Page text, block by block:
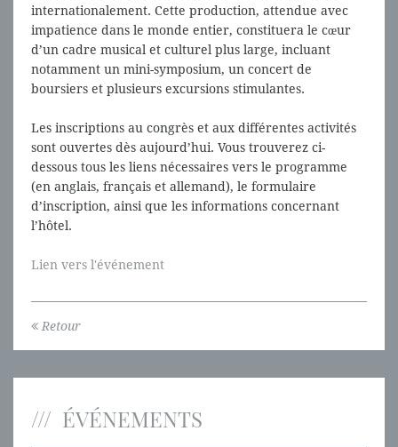
internationalement. Cette production, attendue avec
impatience dans le monde entier, constituera le cœur
d’un cadre musical et culturel plus large, incluant
notamment un mini-symposium, un concert de
boursiers et plusieurs excursions stimulantes.
Les inscriptions au congrès et aux différentes activités
sont ouvertes dès aujourd’hui. Vous trouverez ci-
dessous tous les liens nécessaires vers le programme
(en anglais, français et allemand), le formulaire
d’inscription, ainsi que les informations concernant
l’hôtel.
Lien vers l'événement
Retour
ÉVÉNEMENTS